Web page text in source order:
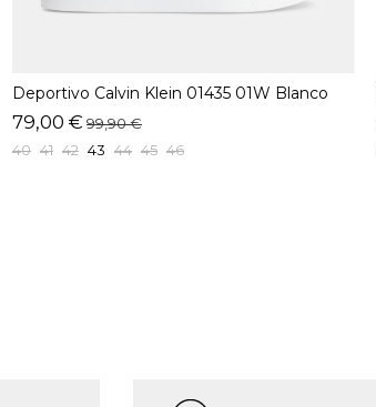
Deportivo Calvin Klein 01435 01W Blanco
79,00 € 99,90 €
40 41 42 43 44 45 46